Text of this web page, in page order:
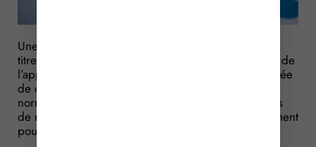
Une plus-value réalisée à l’occasion d’une vente de
titres de société est soumise à l’impôt, sous réserve de
l’application d’abattements qui diffèrent selon la durée
de détention de ces titres. Cette plus-value est
normalement diminuée des éventuelles moins-values
de même nature. Elles-mêmes réduites d’un abattement
pour durée de détention ?